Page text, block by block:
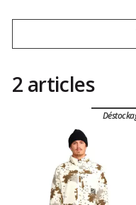
2 articles